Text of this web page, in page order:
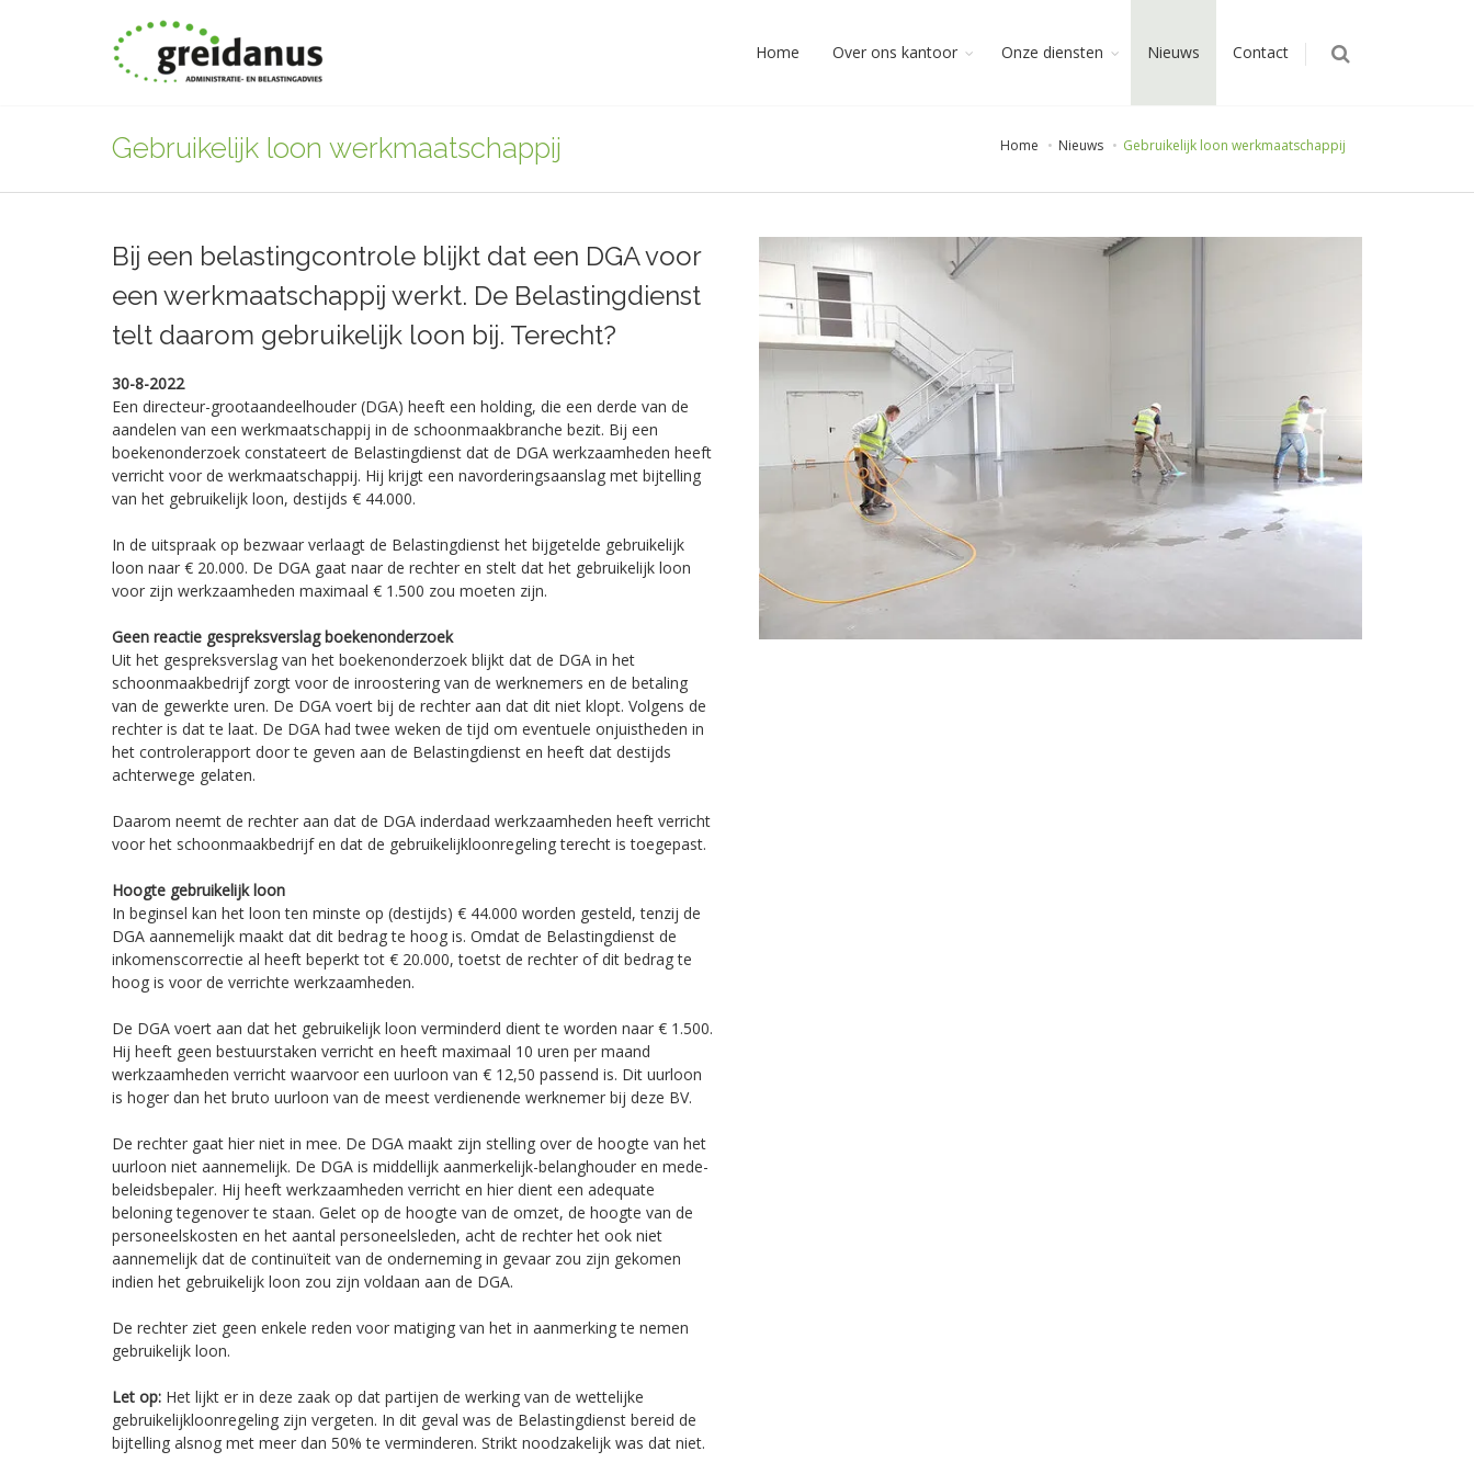
Home Over ons kantoor Onze diensten Nieuws Contact
Home Nieuws Gebruikelijk loon werkmaatschappij
Gebruikelijk loon werkmaatschappij
Bij een belastingcontrole blijkt dat een DGA voor
een werkmaatschappij werkt. De Belastingdienst
telt daarom gebruikelijk loon bij. Terecht?
30-8-2022
Een directeur-grootaandeelhouder (DGA) heeft een holding, die een derde van de
aandelen van een werkmaatschappij in de schoonmaakbranche bezit. Bij een
boekenonderzoek constateert de Belastingdienst dat de DGA werkzaamheden heeft
verricht voor de werkmaatschappij. Hij krijgt een navorderingsaanslag met bijtelling
van het gebruikelijk loon, destijds € 44.000.
In de uitspraak op bezwaar verlaagt de Belastingdienst het bijgetelde gebruikelijk
loon naar € 20.000. De DGA gaat naar de rechter en stelt dat het gebruikelijk loon
voor zijn werkzaamheden maximaal € 1.500 zou moeten zijn.
Geen reactie gespreksverslag boekenonderzoek
Uit het gespreksverslag van het boekenonderzoek blijkt dat de DGA in het
schoonmaakbedrijf zorgt voor de inroostering van de werknemers en de betaling
van de gewerkte uren. De DGA voert bij de rechter aan dat dit niet klopt. Volgens de
rechter is dat te laat. De DGA had twee weken de tijd om eventuele onjuistheden in
het controlerapport door te geven aan de Belastingdienst en heeft dat destijds
achterwege gelaten.
Daarom neemt de rechter aan dat de DGA inderdaad werkzaamheden heeft verricht
voor het schoonmaakbedrijf en dat de gebruikelijkloonregeling terecht is toegepast.
Hoogte gebruikelijk loon
In beginsel kan het loon ten minste op (destijds) € 44.000 worden gesteld, tenzij de
DGA aannemelijk maakt dat dit bedrag te hoog is. Omdat de Belastingdienst de
inkomenscorrectie al heeft beperkt tot € 20.000, toetst de rechter of dit bedrag te
hoog is voor de verrichte werkzaamheden.
De DGA voert aan dat het gebruikelijk loon verminderd dient te worden naar € 1.500.
Hij heeft geen bestuurstaken verricht en heeft maximaal 10 uren per maand
werkzaamheden verricht waarvoor een uurloon van € 12,50 passend is. Dit uurloon
is hoger dan het bruto uurloon van de meest verdienende werknemer bij deze BV.
De rechter gaat hier niet in mee. De DGA maakt zijn stelling over de hoogte van het
uurloon niet aannemelijk. De DGA is middellijk aanmerkelijk-belanghouder en mede-
beleidsbepaler. Hij heeft werkzaamheden verricht en hier dient een adequate
beloning tegenover te staan. Gelet op de hoogte van de omzet, de hoogte van de
personeelskosten en het aantal personeelsleden, acht de rechter het ook niet
aannemelijk dat de continuïteit van de onderneming in gevaar zou zijn gekomen
indien het gebruikelijk loon zou zijn voldaan aan de DGA.
De rechter ziet geen enkele reden voor matiging van het in aanmerking te nemen
gebruikelijk loon.
Let op: Het lijkt er in deze zaak op dat partijen de werking van de wettelijke
gebruikelijkloonregeling zijn vergeten. In dit geval was de Belastingdienst bereid de
bijtelling alsnog met meer dan 50% te verminderen. Strikt noodzakelijk was dat niet.